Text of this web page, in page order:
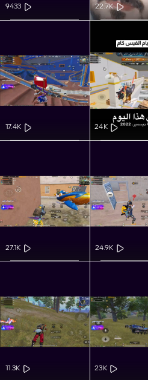
22.7K
9433
24K
17.4K
24.9K
27.1K
23K
11.3K